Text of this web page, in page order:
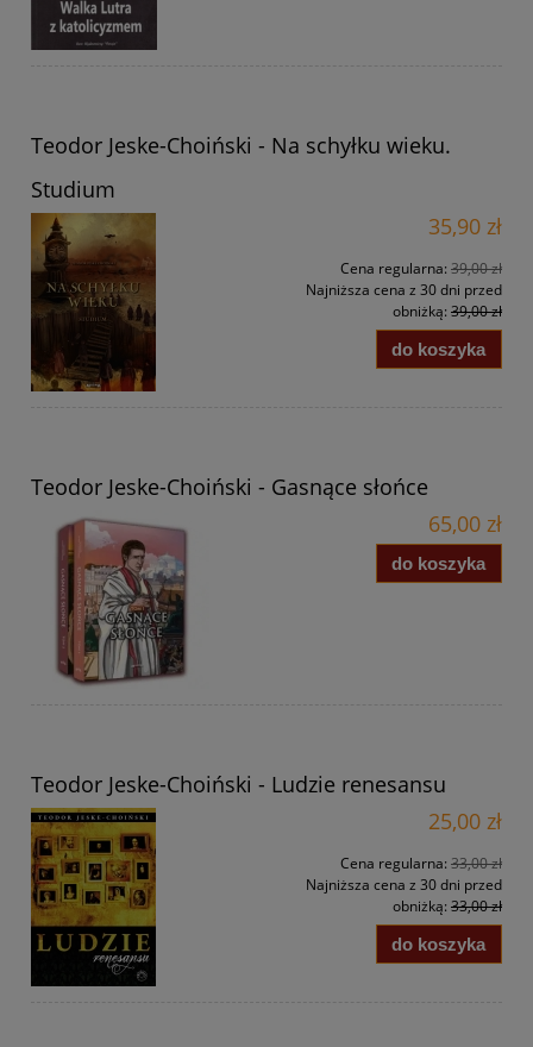
Teodor Jeske-Choiński - Na schyłku wieku.
Studium
35,90 zł
Cena regularna: 39,00 zł
Najniższa cena z 30 dni przed
obniżką: 39,00 zł
do koszyka
Teodor Jeske-Choiński - Gasnące słońce
65,00 zł
do koszyka
Teodor Jeske-Choiński - Ludzie renesansu
25,00 zł
Cena regularna: 33,00 zł
Najniższa cena z 30 dni przed
obniżką: 33,00 zł
do koszyka